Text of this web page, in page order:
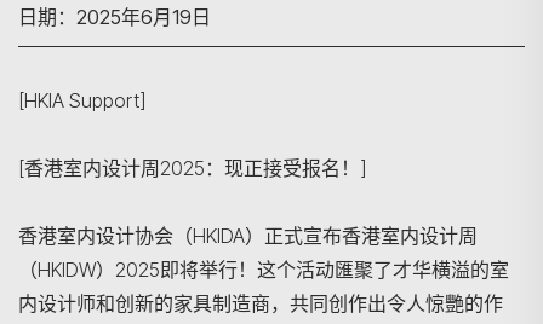
日期：2025年6月19日
[HKIA Support]
[香港室内设计周2025：现正接受报名！]
香港室内设计协会（HKIDA）正式宣布香港室内设计周
（HKIDW）2025即将举行！这个活动匯聚了才华横溢的室
内设计师和创新的家具制造商，共同创作出令人惊艷的作